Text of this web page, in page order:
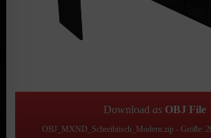
Download as OBJ File
OBJ_MXND_Schreibtisch_Modern.zip - Größe: